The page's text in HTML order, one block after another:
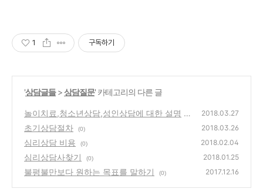
1 구독하기
'상담글들>상담질문' 카테고리의 다른 글
놀이치료,청소년상담,성인상담에 대한 설명
(0)
2018.03.27
초기상담절차 (0) 2018.03.26
심리상담 비용 (0) 2018.02.04
심리상담사찾기 (0) 2018.01.25
불평불만보다 원하는 목표를 말하기 (0) 2017.12.16